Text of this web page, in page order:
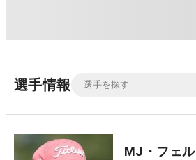
選手情報
MJ・フェ